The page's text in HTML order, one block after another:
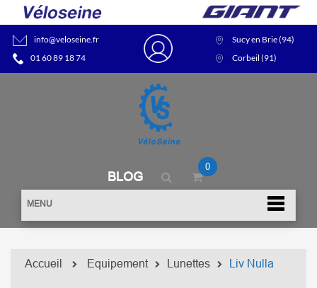
info@veloseine.fr
01 60 89 18 74
Sucy en Brie (94)
Corbeil (91)
BLOG
0
MENU
Accueil Equipement Lunettes Liv Nulla